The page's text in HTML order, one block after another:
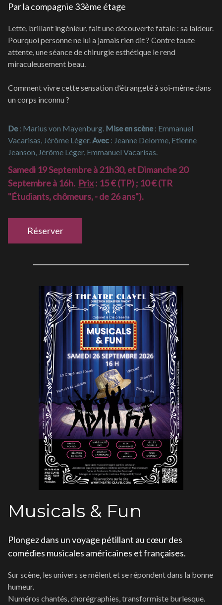
Par la compagnie 33ème étage
Lette, brillant ingénieur, fait une découverte fatale : sa laideur.
Pourquoi personne ne lui a jamais rien dit ? Contre toute
attente, une séance de chirurgie esthétique le rend
miraculeusement beau.
Comment vivre cette sensation d’étrangeté à soi-même dans
un corps inconnu ?
De: Marius von Mayenburg. Mise en scène: Emmanuel
Vacarisas, Jérôme Léger. Avec : Jeanne Delorme, Etienne
Jeanson, Jérôme Léger, Emmanuel Vacarisas.
Samedi 19 Septembre à 21h30, et Dimanche 20
Septembre à 16h. Prix: 15 € (TP) ; 10 € (TR
"Étudiants, chômeurs, - de 26 ans").
Réserver
Musicals & Fun
Plongez dans un voyage pétillant au cœur des
comédies musicales américaines et françaises.
Sur scène, les univers se mêlent et se répondent dans la bonne
humeur.
Numéros chantés, chorégraphies, transformiste burlesque.